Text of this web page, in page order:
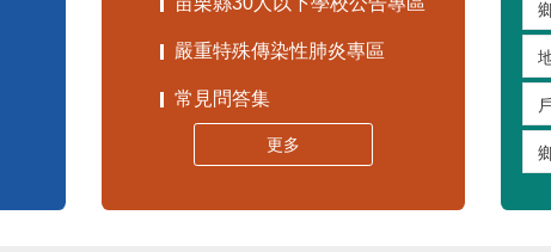
嚴重特殊傳染性肺炎專區
常見問答集
更多